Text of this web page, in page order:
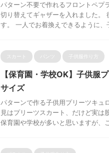
パターン不要で作れるフロントペプ
切り替えてギャザーを入れました。
す。 一人でお着換えできるように、
スカート 子供服作り方
【保育園・学校OK】子供服
サイズ
パターンで作る子供用プリーツキュ
見はプリーツスカート、だけど実は
保育園や学校が多いと思いますが、